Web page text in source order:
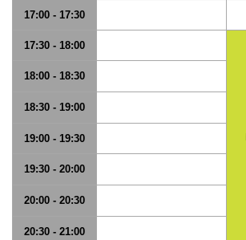
17:00 - 17:30
17:30 - 18:00
18:00 - 18:30
18:30 - 19:00
19:00 - 19:30
19:30 - 20:00
20:00 - 20:30
20:30 - 21:00